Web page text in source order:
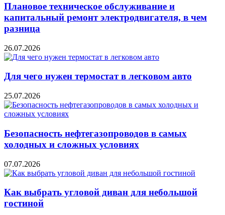
Плановое техническое обслуживание и
капитальный ремонт электродвигателя, в чем
разница
26.07.2026
Для чего нужен термостат в легковом авто
25.07.2026
Безопасность нефтегазопроводов в самых
холодных и сложных условиях
07.07.2026
Как выбрать угловой диван для небольшой
гостиной